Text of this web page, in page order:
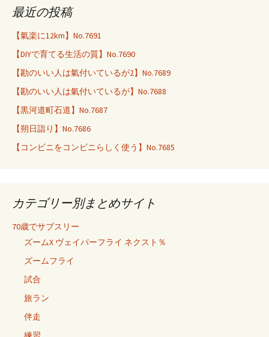
最近の投稿
【氣楽に12km】No.7691
【DIYで育てる生活の質】No.7690
【勘のいい人は氣付いているが2】No.7689
【勘のいい人は氣付いているが】No.7688
【黒河道町石道】No.7687
【朔日詣り】No.7686
【コンビニをコンビニらしく使う】No.7685
カテゴリー別まとめサイト
70歳でサブスリー
ズームX ヴェイパーフライ ネクスト％
ズームフライ
試合
旅ラン
伴走